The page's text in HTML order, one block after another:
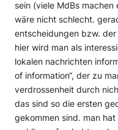
sein (viele MdBs
wäre nicht schlecht.
entscheidungen bzw.
hier wird man als
lokalen nachrichten
of information“, der zu
verdrossenheit durch
das sind so die ersten
gekommen sind. man